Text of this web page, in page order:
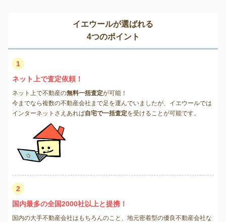
イエウールが選ばれる
4つのポイント
1
ネット上で査定依頼！
ネット上で不動産の無料一括査定が可能！
今までなら複数の不動産会社まで足を運んでいましたが、イエウールでは
インターネットさえあれば自宅で一括査定を受けることが可能です。
2
国内最多の全国2000社以上と提携！
国内の大手不動産会社はもちろんのこと、地元密着型の優良不動産会社な